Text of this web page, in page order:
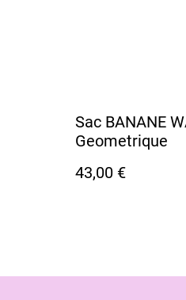
Sac BANANE
Geometrique
43,00 €